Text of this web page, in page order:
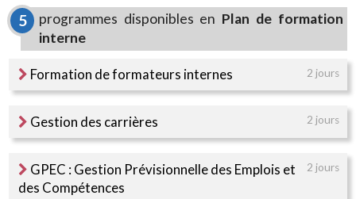
5 programmes disponibles en Plan de formation
interne
Formation de formateurs internes 2 jours
Gestion des carrières 2 jours
GPEC : Gestion Prévisionnelle des Emplois et
des Compétences
2 jours